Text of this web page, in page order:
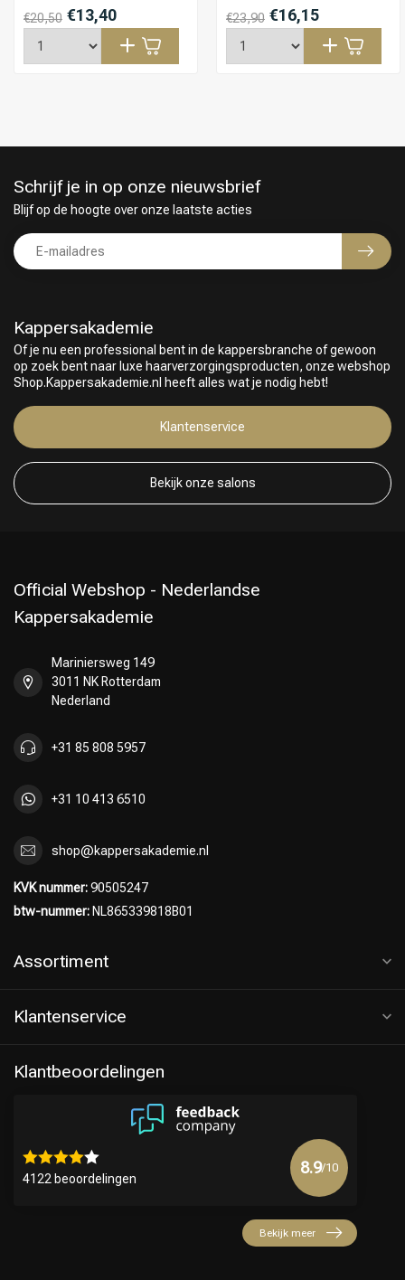
Keuze van onze Kappers
€20,50 €13,40 €23,90 €16,15
Kappersakademie
Of je nu een professional bent in de kappersbranche of gewoon
op zoek bent naar luxe haarverzorgingsproducten, onze webshop
Shop.Kappersakademie.nl heeft alles wat je nodig hebt!
Klantenservice
Bekijk onze salons
Schrijf je in op onze nieuwsbrief
Blijf op de hoogte over onze laatste acties
Official Webshop - Nederlandse
Kappersakademie
Mariniersweg 149
3011 NK Rotterdam
Nederland
+31 85 808 5957
+31 10 413 6510
shop@kappersakademie.nl
KVK nummer:90505247
btw-nummer: NL865339818B01
Assortiment
Klantenservice
Klantbeoordelingen
4122 beoordelingen
8.9/10
Bekijk meer